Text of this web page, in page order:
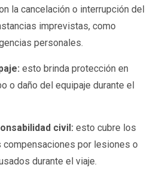
la cancelación o interrupción del
imprevistas, como
personales.
esto brinda protección en
o daño del equipaje durante el
civil: esto cubre los
por lesiones o
durante el viaje.